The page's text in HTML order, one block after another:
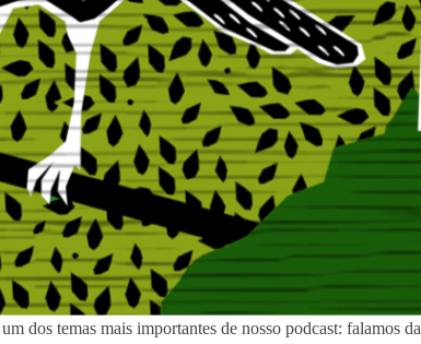
dos temas mais importantes de nosso podcast: falamos da